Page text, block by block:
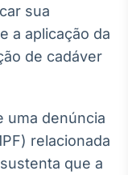
sua
a aplicação da
de cadáver
uma denúncia
relacionada
que a